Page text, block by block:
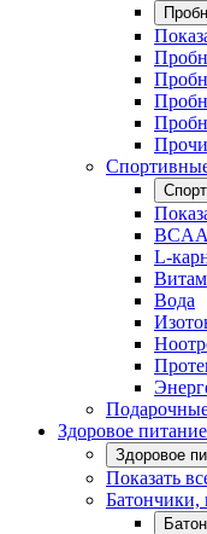
L-
Вода
Здоровое питание
Здоровое
Показать
Батончики,